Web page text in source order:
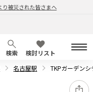
被災された皆さまへ
検索
検討リスト
名古屋駅 TKPガーデンシ